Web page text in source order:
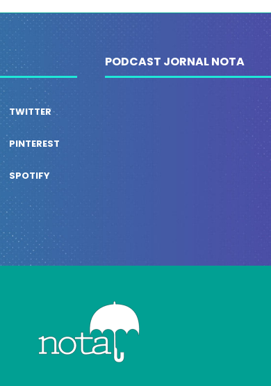
TWITTER
PINTEREST
SPOTIFY
PODCAST JORNAL NOTA